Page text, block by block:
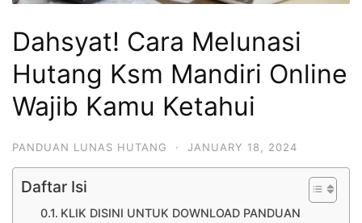
Dahsyat! Cara Melunasi
Hutang Ksm Mandiri Online
Wajib Kamu Ketahui
PANDUAN LUNAS HUTANG · JANUARY 18, 2024
Daftar Isi
KLIK DISINI UNTUK DOWNLOAD PANDUAN